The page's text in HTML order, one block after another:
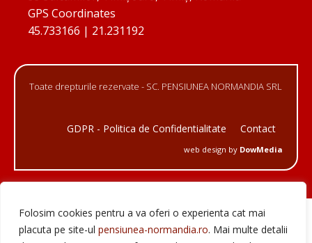
Folosim cookies pentru a va oferi o experienta cat mai
placuta pe site-ul pensiunea-normandia.ro. Mai multe detalii
GPS Coordinates
45.733166 | 21.231192
Toate drepturile rezervate - SC. PENSIUNEA NORMANDIA SRL
GDPR - Politica de Confidentialitate Contact
web design by DowMedia